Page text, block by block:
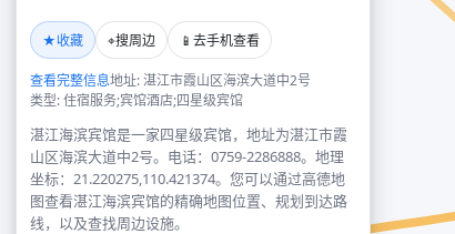
★收藏 ⌖搜周边 📱 去手机查看
查看完整信息地址: 湛江市霞山区海滨大道中2号
类型: 住宿服务;宾馆酒店;四星级宾馆
湛江海滨宾馆是一家四星级宾馆，地址为湛江市霞
山区海滨大道中2号。电话：0759-2286888。地理
坐标：21.220275,110.421374。您可以通过高德地
图查看湛江海滨宾馆的精确地图位置、规划到达路
线，以及查找周边设施。